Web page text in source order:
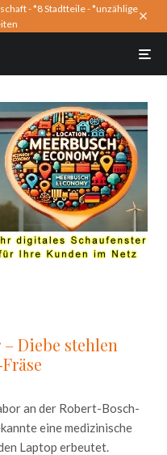
- *8 Stadtteile - *unzählige
Diebe stehlen
an der Robert-Bosch-
eine medizinische
Laptop erbeutet.